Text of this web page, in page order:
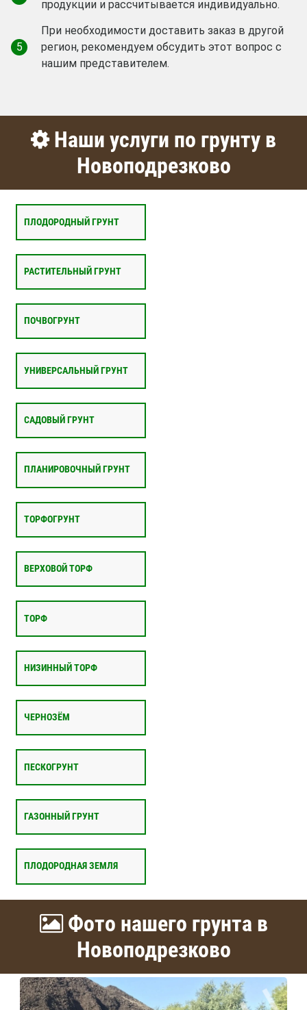
продукции и рассчитывается индивидуально.
5
При необходимости доставить заказ в другой
регион, рекомендуем обсудить этот вопрос с
нашим представителем.
Наши услуги по грунту в
Новоподрезково
ПЛОДОРОДНЫЙ ГРУНТ
РАСТИТЕЛЬНЫЙ ГРУНТ
ПОЧВОГРУНТ
УНИВЕРСАЛЬНЫЙ ГРУНТ
САДОВЫЙ ГРУНТ
ПЛАНИРОВОЧНЫЙ ГРУНТ
ТОРФОГРУНТ
ВЕРХОВОЙ ТОРФ
ТОРФ
НИЗИННЫЙ ТОРФ
ЧЕРНОЗЁМ
ПЕСКОГРУНТ
ГАЗОННЫЙ ГРУНТ
ПЛОДОРОДНАЯ ЗЕМЛЯ
Фото нашего грунта в
Новоподрезково